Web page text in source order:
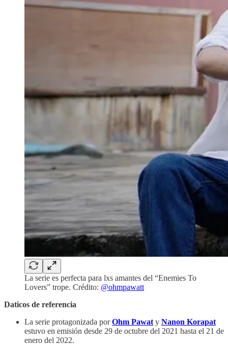
La serie es perfecta para lxs amantes del “Enemies To
Lovers” trope. Crédito: @ohmpawatt
Daticos de referencia
La serie protagonizada porOhm Pawat y Nanon Korapat
estuvo en emisión desde 29 de octubre del 2021 hasta el 21 de
enero del 2022.